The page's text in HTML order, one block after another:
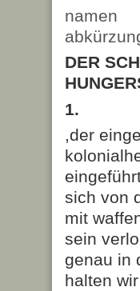
namen
DER
1.
,der
sich von
mit
sein
genau in
halten